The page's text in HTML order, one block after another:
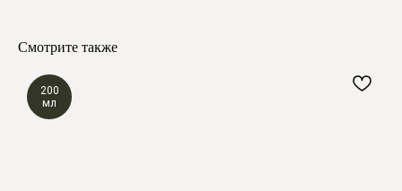
Смотрите также
200
мл